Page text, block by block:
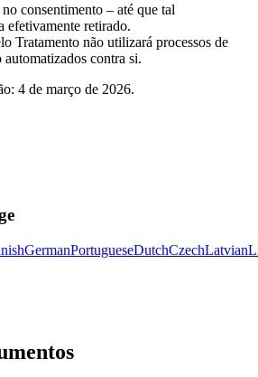
no consentimento – até que tal
efetivamente retirado.
Tratamento não utilizará processos de
automatizados contra si.
4 de março de 2026.
GermanPortugueseDutchCzechLatvian